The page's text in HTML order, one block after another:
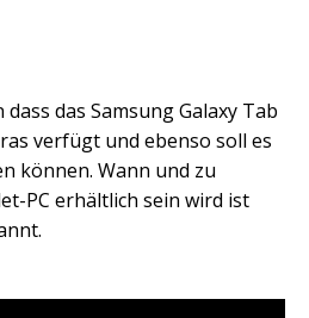
das Samsung Galaxy Tab
verfügt und ebenso soll es
können. Wann und zu
PC erhältlich sein wird ist